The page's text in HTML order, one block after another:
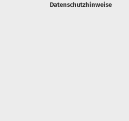
Datenschutzhinweise